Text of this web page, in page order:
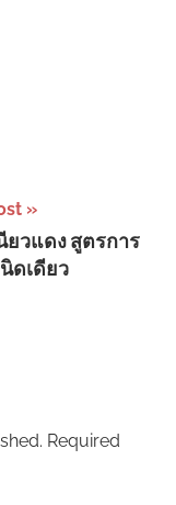
ยวแดง สูตรการ
ดเดียว
Required